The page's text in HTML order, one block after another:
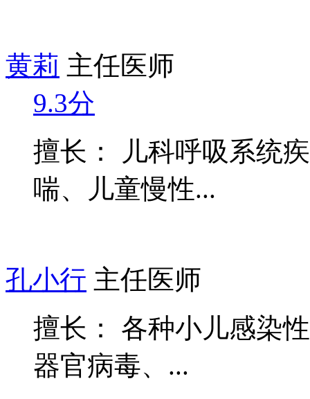
黄莉 主任医师
9.3分
擅长： 儿科呼吸系统
喘、儿童慢性...
孔小行 主任医师
擅长： 各种小儿感染
器官病毒、...